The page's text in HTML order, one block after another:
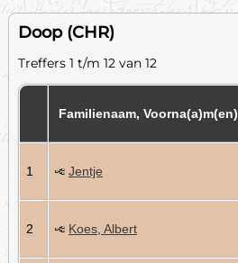
Doop (CHR)
Treffers 1 t/m 12 van 12
Familienaam, Voorna(a)m(en)
1 Jentje
2 Koes, Albert